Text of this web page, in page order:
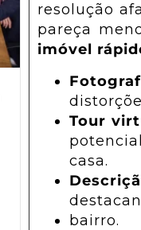
resolução
pareça
imóvel
Tour
casa.
bairro.